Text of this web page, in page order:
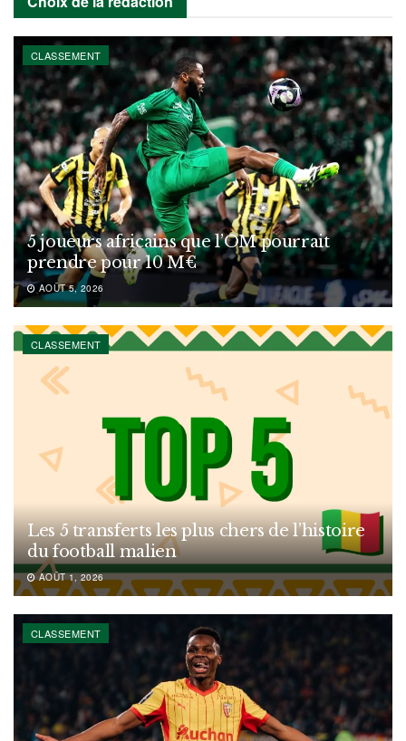
CLASSEMENT
5 joueurs africains que l’OM pourrait
prendre pour 10 M€
AOÛT 5, 2026
CLASSEMENT
Les 5 transferts les plus chers de l’histoire
du football malien
AOÛT 1, 2026
CLASSEMENT